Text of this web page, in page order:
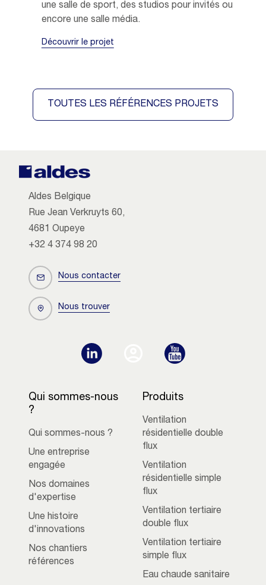
une salle de sport, des studios pour invités ou
encore une salle média.
Découvrir le projet
TOUTES LES RÉFÉRENCES PROJETS
Aldes Belgique
Rue Jean Verkruyts 60,
4681 Oupeye
+32 4 374 98 20
Nous contacter
Nous trouver
Qui sommes-nous
?
Qui sommes-nous ?
Une entreprise
engagée
Nos domaines
d'expertise
Une histoire
d'innovations
Nos chantiers
références
Produits
Ventilation
résidentielle double
flux
Ventilation
résidentielle simple
flux
Ventilation tertiaire
double flux
Ventilation tertiaire
simple flux
Eau chaude sanitaire